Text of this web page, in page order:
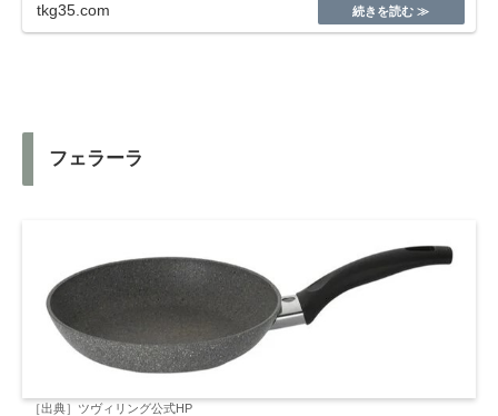
tkg35.com
フェラーラ
［出典］ツヴィリング公式HP